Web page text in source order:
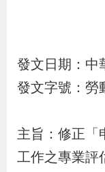
為
民
務
發文日期：中
發文字號： 勞
主旨： 修正「
工作之專業評